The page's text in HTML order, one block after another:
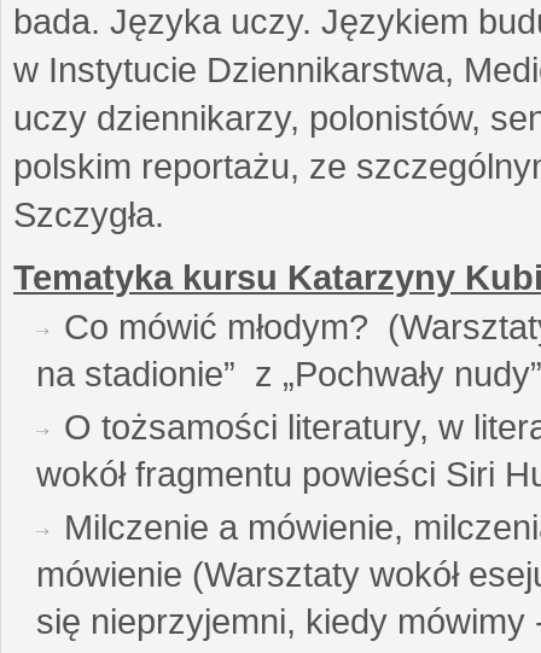
bada. Języka uczy. Językiem
w Instytucie Dziennikarstwa,
uczy dziennikarzy, polonistów,
polskim reportażu, ze
Szczygła.
Tematyka kursu Katarzyny
Co mówić młodym?
na stadionie” z „Pochwały
O tożsamości literatury, w
wokół fragmentu powieści Siri
Milczenie a mówienie,
mówienie (Warsztaty wokół
się nieprzyjemni, kiedy mówimy